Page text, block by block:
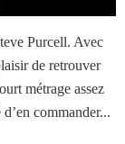
Purcell. Avec
de retrouver
métrage assez
commander...